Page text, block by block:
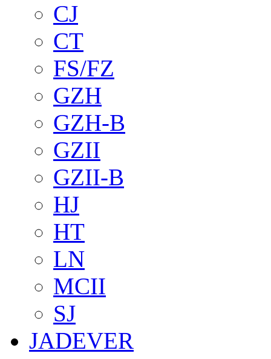
CJ
CT
FS/FZ
GZH
GZH-B
GZII
GZII-B
HJ
HT
LN
MCII
SJ
JADEVER